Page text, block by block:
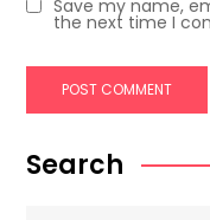
Save my name,
the next time I
Search